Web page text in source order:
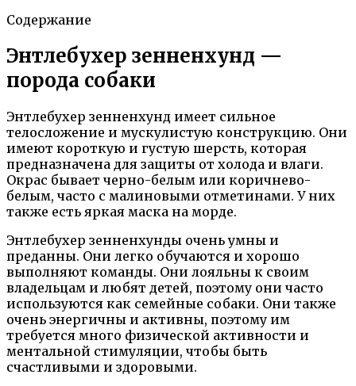
Содержание
Энтлебухер зенненхунд —
порода собаки
Энтлебухер зенненхунд имеет сильное
телосложение и мускулистую конструкцию. Они
имеют короткую и густую шерсть, которая
предназначена для защиты от холода и влаги.
Окрас бывает черно-белым или коричнево-
белым, часто с малиновыми отметинами. У них
также есть яркая маска на морде.
Энтлебухер зенненхунды очень умны и
преданны. Они легко обучаются и хорошо
выполняют команды. Они лояльны к своим
владельцам и любят детей, поэтому они часто
используются как семейные собаки. Они также
очень энергичны и активны, поэтому им
требуется много физической активности и
ментальной стимуляции, чтобы быть
счастливыми и здоровыми.